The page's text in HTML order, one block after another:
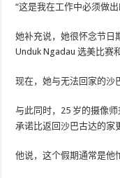
“这是我在工作中必须做出
她补充说，她很怀念节日
Unduk Ngadau 选美比赛
现在，她与无法回家的沙
与此同时，25 岁​​的摄像
承诺比返回沙巴古达的家
他说，这个假期通常是他